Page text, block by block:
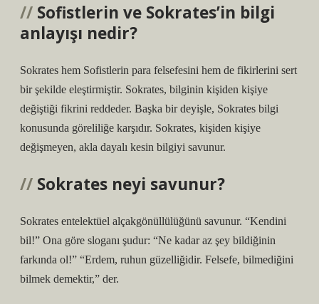
Sofistlerin ve Sokrates’in bilgi
anlayışı nedir?
Sokrates hem Sofistlerin para felsefesini hem de fikirlerini sert
bir şekilde eleştirmiştir. Sokrates, bilginin kişiden kişiye
değiştiği fikrini reddeder. Başka bir deyişle, Sokrates bilgi
konusunda göreliliğe karşıdır. Sokrates, kişiden kişiye
değişmeyen, akla dayalı kesin bilgiyi savunur.
Sokrates neyi savunur?
Sokrates entelektüel alçakgönüllülüğünü savunur. “Kendini
bil!” Ona göre sloganı şudur: “Ne kadar az şey bildiğinin
farkında ol!” “Erdem, ruhun güzelliğidir. Felsefe, bilmediğini
bilmek demektir,” der.